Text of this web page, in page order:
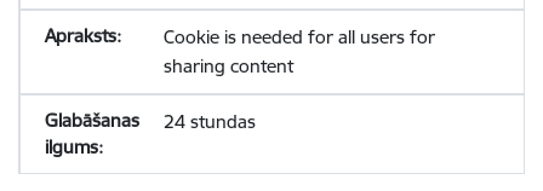
Cookie is needed for all users for
sharing content
24 stundas